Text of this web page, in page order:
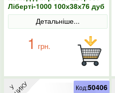
Ліберті-1000 100х38х76 дуб
крафт білий
Детальніше...
1 грн.
Код:50406